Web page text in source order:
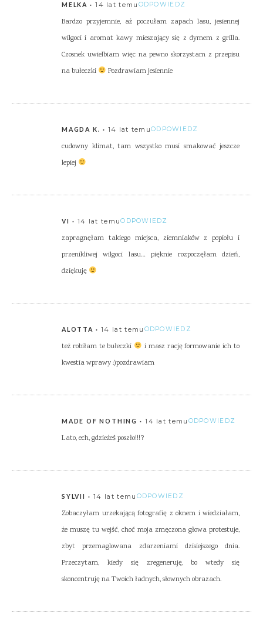
MELKA 14 lat temu ODPOWIEDZ
Bardzo przyjemnie, aż poczułam zapach lasu, jesiennej
wilgoci i aromat kawy mieszający się z dymem z grilla.
Czosnek uwielbiam więc na pewno skorzystam z przepisu
na bułeczki
Pozdrawiam jesiennie
MAGDA K. 14 lat temuODPOWIEDZ
cudowny klimat, tam wszystko musi smakować jeszcze
lepiej
VI 14 lat temuODPOWIEDZ
zapragnęłam takiego miejsca, ziemniaków z popiołu i
przenikliwej wilgoci lasu… pięknie rozpoczęłam dzień,
dziękuję
ALOTTA 14 lat temu ODPOWIEDZ
też robiłam te bułeczki
i masz rację formowanie ich to
kwestia wprawy :)pozdrawiam
MADE OF NOTHING 14 lat temu ODPOWIEDZ
Lato, ech, gdzieżeś poszło!!!?
SYLVII 14 lat temu ODPOWIEDZ
Zobaczyłam urzekającą fotografię z oknem i wiedziałam,
że muszę tu wejść, choć moja zmęczona głowa protestuje,
zbyt przemaglowana zdarzeniami dzisiejszego dnia.
Przeczytam, kiedy się zregeneruję, bo wtedy się
skoncentruję na Twoich ładnych, słownych obrazach.